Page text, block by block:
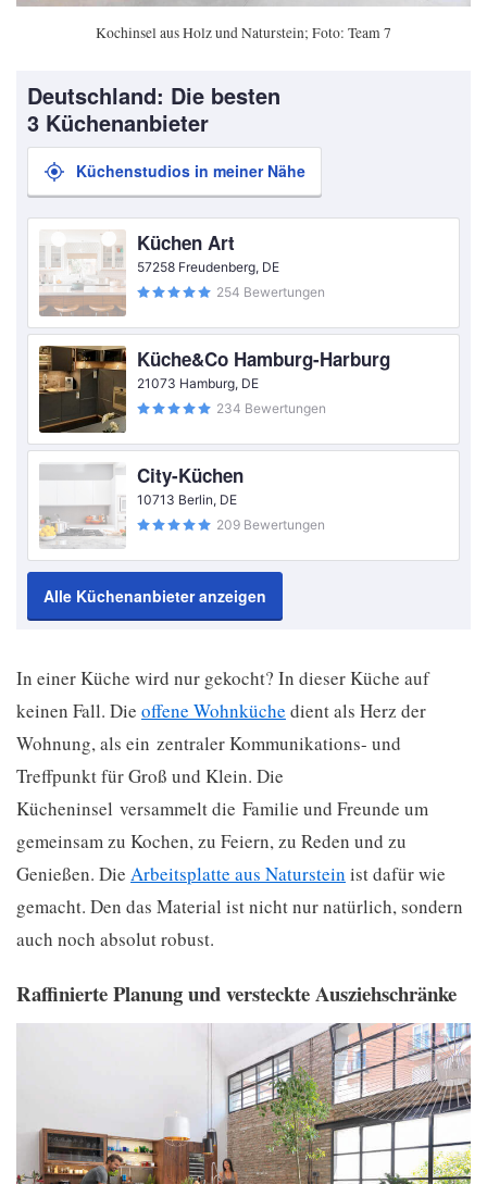
Kochinsel aus Holz und Naturstein; Foto: Team 7
Deutschland: Die besten
3 Küchenanbieter
Küchenstudios in meiner Nähe
Küchen Art
57258 Freudenberg, DE
254 Bewertungen
Küche&Co Hamburg-Harburg
21073 Hamburg, DE
234 Bewertungen
City-Küchen
10713 Berlin, DE
209 Bewertungen
Alle Küchenanbieter anzeigen
In einer Küche wird nur gekocht? In dieser Küche auf
keinen Fall. Die offene Wohnküche dient als Herz der
Wohnung, als ein zentraler Kommunikations- und
Treffpunkt für Groß und Klein. Die
Kücheninsel versammelt die Familie und Freunde um
gemeinsam zu Kochen, zu Feiern, zu Reden und zu
Genießen. Die Arbeitsplatte aus Naturstein ist dafür wie
gemacht. Den das Material ist nicht nur natürlich, sondern
auch noch absolut robust.
Raffinierte Planung und versteckte Ausziehschränke